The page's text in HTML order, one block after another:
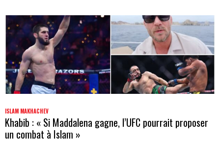
ISLAM MAKHACHEV
Khabib : « Si Maddalena gagne, l’UFC pourrait proposer
un combat à Islam »